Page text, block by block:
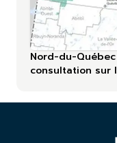
Nord-du-Québec
consultation sur